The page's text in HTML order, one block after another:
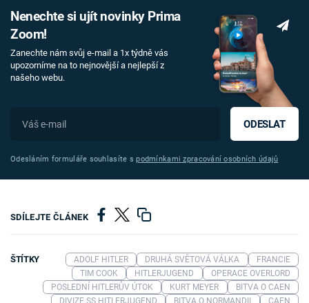
Nenechte si ujít novinky Prima
Zoom!
Zanechte nám svůj e-mail a 1x týdně vás
upozorníme na to nejnovější a nejlepší z
našeho webu.
ODESLAT
Odesláním formuláře souhlasíte spodmínkami zpracování osobních údajů
SDÍLEJTE ČLÁNEK
ŠTÍTKY ADOLF HITLER DRUHÁ SVĚTOVÁ VÁLKA
FRANCIE
TIM COOK
HITLERJUGEND
OPERACE OVERLORD
POSLEDNÍ HITLERŮV ÚTOK
KURT MEYER
BITVA O CAEN
DIVIZE SS HITLERJUGEND
BITVA O NORMANDII CAEN